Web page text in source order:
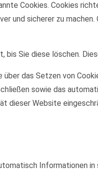
Cookies. Cookies
und sicherer zu
Sie diese löschen.
das Setzen von
sowie das
dieser Website
Informationen